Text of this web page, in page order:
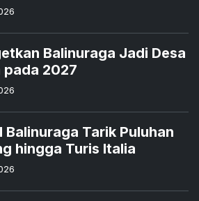
Balinuraga Jadi Desa
pada 2027
Balinuraga Tarik Puluhan
hingga Turis Italia